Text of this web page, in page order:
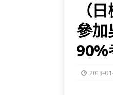
（
參加
90%
2013-